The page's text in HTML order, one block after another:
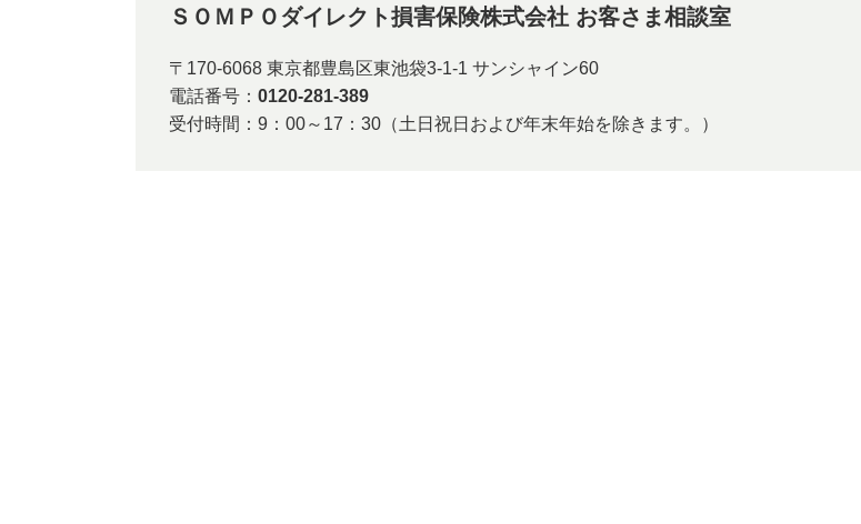
ＳＯＭＰＯダイレクト損害保険株式会社 お客さま相談室
〒170-6068 東京都豊島区東池袋3-1-1 サンシャイン60
電話番号： 0120-281-389
受付時間：9：00～17：30（土日祝日および年末年始を除きます。）